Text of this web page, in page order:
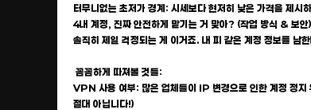
터무니없는 초저가 경계: 시세보다 현저히 낮은 가격을 제시
4내 계정, 진짜 안전하게 맡기는 거 맞아? (작업 방식 & 보안)
솔직히 제일 걱정되는 게 이거죠. 내 피 같은 계정 정보를 남
꼼꼼하게 따져볼 것들:
VPN 사용 여부: 많은 업체들이 IP 변경으로 인한 계정 정
절대 아닙니다!)